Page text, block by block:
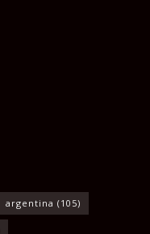
argentina (105)